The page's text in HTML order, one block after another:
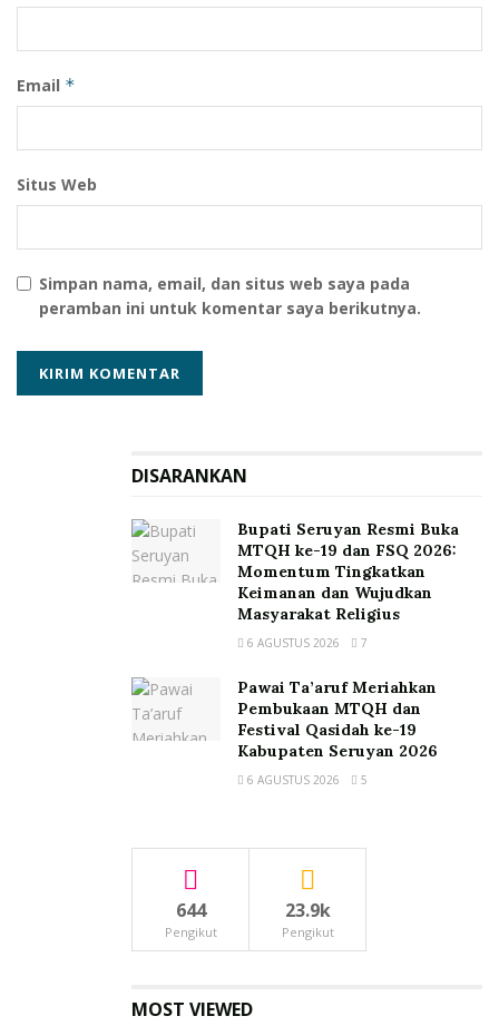
Email *
Situs Web
Simpan nama, email, dan situs web saya pada
peramban ini untuk komentar saya berikutnya.
DISARANKAN
Bupati Seruyan Resmi Buka
MTQH ke-19 dan FSQ 2026:
Momentum Tingkatkan
Keimanan dan Wujudkan
Masyarakat Religius
6 AGUSTUS 2026 7
Pawai Ta’aruf Meriahkan
Pembukaan MTQH dan
Festival Qasidah ke-19
Kabupaten Seruyan 2026
6 AGUSTUS 2026 5
644
Pengikut
23.9k
Pengikut
MOST VIEWED